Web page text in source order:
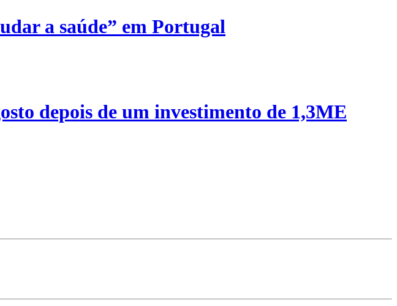
a saúde” em Portugal
depois de um investimento de 1,3ME